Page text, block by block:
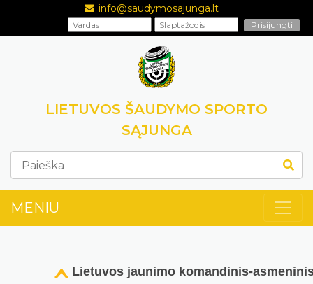
info@saudymosajunga.lt
LIETUVOS ŠAUDYMO SPORTO
SĄJUNGA
MENIU
Lietuvos jaunimo komandinis-